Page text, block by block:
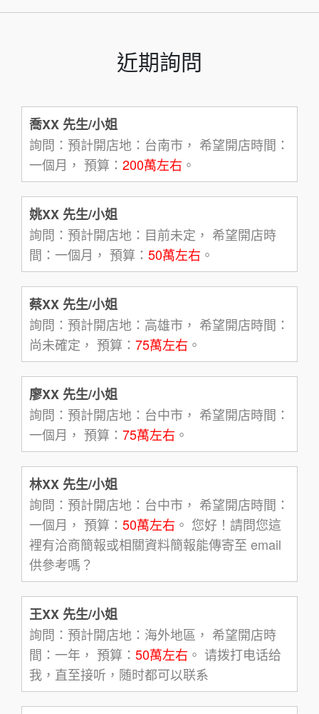
近期詢問
喬XX 先生/小姐
詢問：預計開店地：台南市， 希望開店時間：
一個月， 預算： 200萬左右 。
姚XX 先生/小姐
詢問：預計開店地：目前未定， 希望開店時
間：一個月， 預算： 50萬左右 。
蔡XX 先生/小姐
詢問：預計開店地：高雄市， 希望開店時間：
尚未確定， 預算： 75萬左右 。
廖XX 先生/小姐
詢問：預計開店地：台中市， 希望開店時間：
一個月， 預算： 75萬左右 。
林XX 先生/小姐
詢問：預計開店地：台中市， 希望開店時間：
一個月， 預算： 50萬左右 。 您好！請問您這
裡有洽商簡報或相關資料簡報能傳寄至 email
供參考嗎？
王XX 先生/小姐
詢問：預計開店地：海外地區， 希望開店時
間：一年， 預算： 50萬左右 。 请拨打电话给
我，直至接听，随时都可以联系